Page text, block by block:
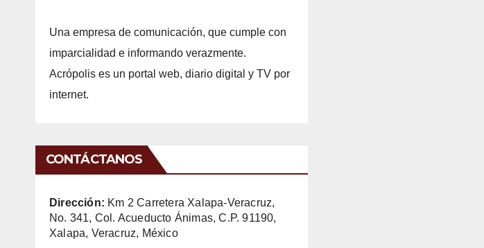
Una empresa de comunicación, que cumple con
imparcialidad e informando verazmente.
Acrópolis es un portal web, diario digital y TV por
internet.
CONTÁCTANOS
Dirección: Km 2 Carretera Xalapa-Veracruz,
No. 341, Col. Acueducto Ánimas, C.P. 91190,
Xalapa, Veracruz, México